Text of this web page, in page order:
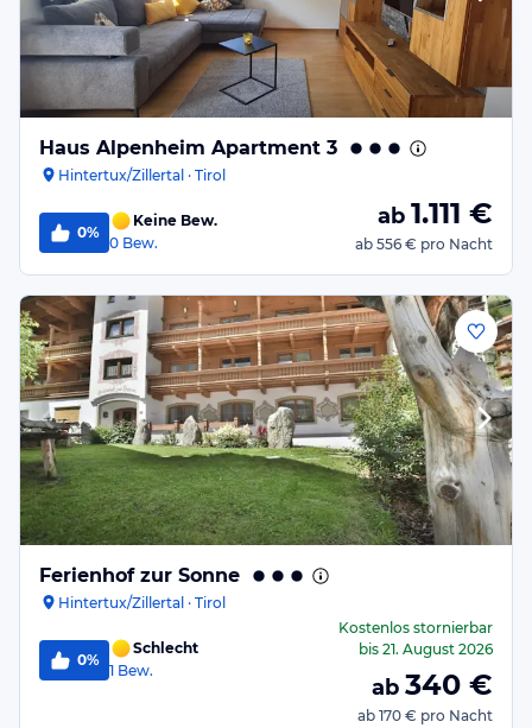
Haus Alpenheim Apartment 3
Hintertux/Zillertal · Tirol
0%
Keine Bew.
0 Bew.
ab 1.111 €
ab 556 € pro Nacht
Ferienhof zur Sonne
Hintertux/Zillertal · Tirol
0%
Schlecht
1 Bew.
Kostenlos stornierbar
bis 21. August 2026
ab 340 €
ab 170 € pro Nacht